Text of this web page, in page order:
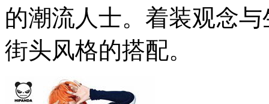
的潮流人士。着装观念
街头风格的搭配。